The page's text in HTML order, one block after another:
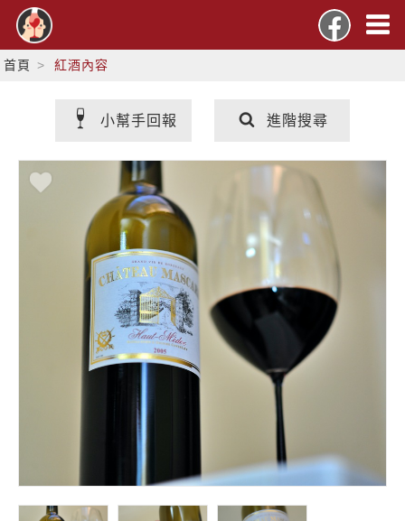
首頁 紅酒內容
小幫手回報 進階搜尋